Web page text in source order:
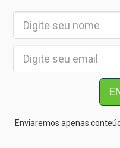
Enviaremos apenas